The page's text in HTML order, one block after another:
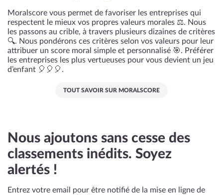
Moralscore vous permet de favoriser les entreprises qui
respectent le mieux vos propres valeurs morales ⚖️. Nous
les passons au crible, à travers plusieurs dizaines de critères
🔍. Nous pondérons ces critères selon vos valeurs pour leur
attribuer un score moral simple et personnalisé 🎯. Préférer
les entreprises les plus vertueuses pour vous devient un jeu
d’enfant 🎈🎈🎈.
TOUT SAVOIR SUR MORALSCORE
Nous ajoutons sans cesse des
classements inédits. Soyez
alertés !
Entrez votre email pour être notifié de la mise en ligne de